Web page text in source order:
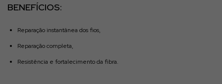
BENEFÍCIOS:
Reparação instantânea dos fios,
Reparação completa,
Resistência e fortalecimento da fibra.